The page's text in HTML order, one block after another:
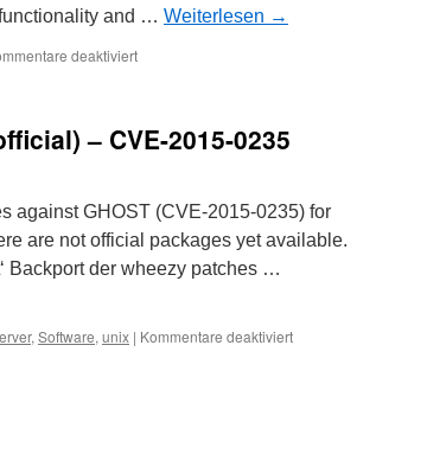
and … Weiterlesen →
deaktiviertfür
Client
– CVE-2015-0235
against GHOST (CVE-2015-0235) for
are not official packages yet available.
Backport der wheezy patches …
, Software, unix | Kommentare deaktiviertfür